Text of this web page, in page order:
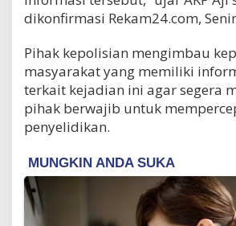
dikonfirmasi Rekam24.com,
Pihak kepolisian mengimbau
masyarakat yang memiliki
terkait kejadian ini agar segera
pihak berwajib untuk
penyelidikan.